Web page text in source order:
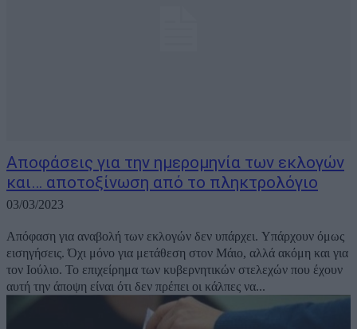
Αποφάσεις για την ημερομηνία των εκλογών
και… αποτοξίνωση από το πληκτρολόγιο
03/03/2023
Απόφαση για αναβολή των εκλογών δεν υπάρχει. Υπάρχουν όμως
εισηγήσεις. Όχι μόνο για μετάθεση στον Μάιο, αλλά ακόμη και για
τον Ιούλιο. Το επιχείρημα των κυβερνητικών στελεχών που έχουν
αυτή την άποψη είναι ότι δεν πρέπει οι κάλπες να...